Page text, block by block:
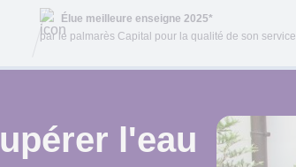
Élue meilleure enseigne 2025*
par le palmarès Capital pour la qualité de son service
l'eau